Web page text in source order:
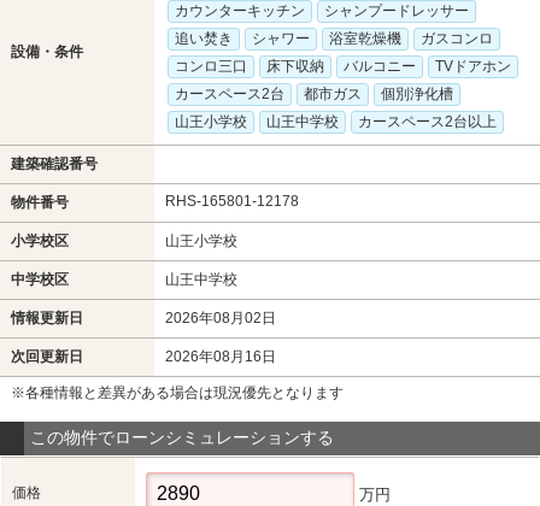
設備・条件
カウンターキッチン
シャンプードレッサー
追い焚き
シャワー 浴室乾燥機
ガスコンロ
コンロ三口
床下収納 バルコニー
TVドアホン
カースペース2台
都市ガス
個別浄化槽
山王小学校
山王中学校 カースペース2台以上
建築確認番号
物件番号 RHS-165801-12178
小学校区 山王小学校
中学校区 山王中学校
情報更新日 2026年08月02日
次回更新日 2026年08月16日
※各種情報と差異がある場合は現況優先となります
この物件でローンシミュレーションする
価格 万円